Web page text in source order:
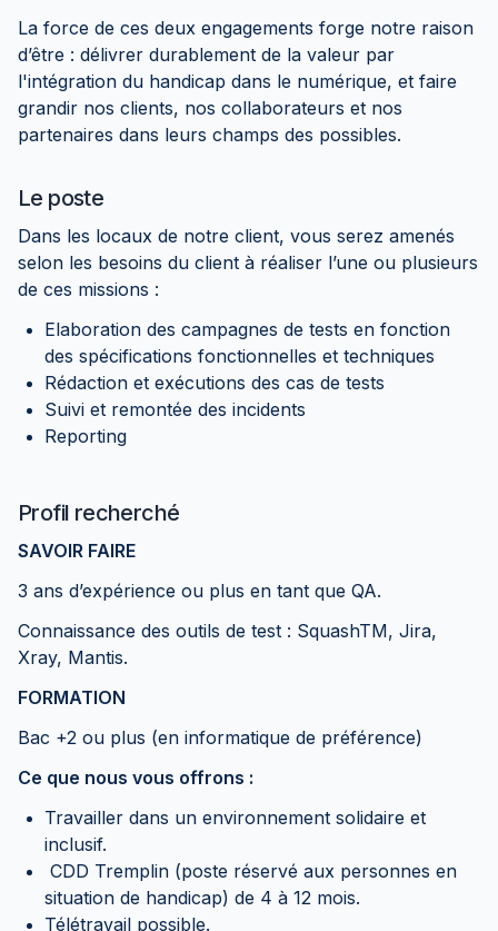
La force de ces deux engagements forge notre raison
d’être : délivrer durablement de la valeur par
l'intégration du handicap dans le numérique, et faire
grandir nos clients, nos collaborateurs et nos
partenaires dans leurs champs des possibles.
Le poste
Dans les locaux de notre client, vous serez amenés
selon les besoins du client à réaliser l’une ou plusieurs
de ces missions :
Elaboration des campagnes de tests en fonction
des spécifications fonctionnelles et techniques
Rédaction et exécutions des cas de tests
Suivi et remontée des incidents
Reporting
Profil recherché
SAVOIR FAIRE
3 ans d’expérience ou plus en tant que QA.
Connaissance des outils de test : SquashTM, Jira,
Xray, Mantis.
FORMATION
Bac +2 ou plus (en informatique de préférence)
Ce que nous vous offrons :
Travailler dans un environnement solidaire et
inclusif.
CDD Tremplin (poste réservé aux personnes en
situation de handicap) de 4 à 12 mois.
Télétravail possible.